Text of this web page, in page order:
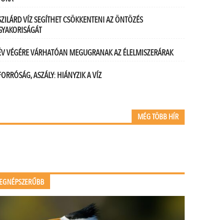
VÍZ SEGÍTHET CSÖKKENTENI AZ ÖNTÖZÉS
VÉGÉRE VÁRHATÓAN MEGUGRANAK AZ ÉLELMISZERÁRAK
ASZÁLY: HIÁNYZIK A VÍZ
MÉG TÖBB HÍR